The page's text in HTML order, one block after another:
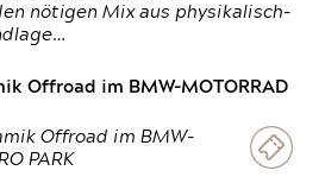
nötigen Mix aus physikalisch-
Offroad im BMW-MOTORRAD
Offroad im BMW-
PARK